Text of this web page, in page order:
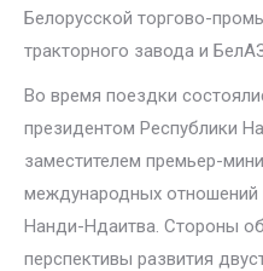
Белорусской торгово-
тракторного завода и
Во время поездки
президентом Республики
заместителем премьер-
международных отношений
Нанди-Ндаитва. Стороны
перспективы развития